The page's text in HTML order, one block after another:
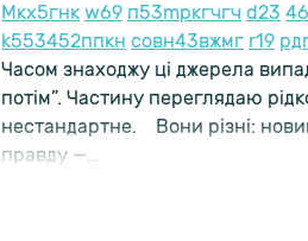
М кх5гнк w69 п53mpкгчгч d23 46
k553452ппкн совн43вжмг r19 рд
Часом знаходжу ці джерела
потім”. Частину переглядаю
нестандартне.    Вони різні:
правду —…